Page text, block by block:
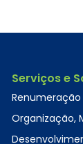
Serviços e
Renumeração
Organização,